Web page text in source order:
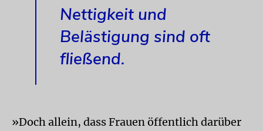
Nettigkeit und
Belästigung sind oft
fließend.
»Doch allein, dass Frauen öffentlich darüber